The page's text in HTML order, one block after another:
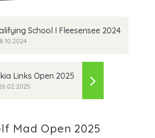
School I Fleesensee 2024
Links Open 2025
Mad Open 2025